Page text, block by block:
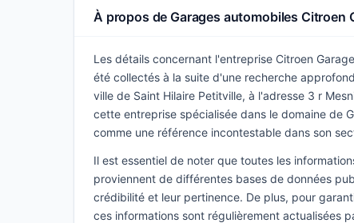
À propos de Garages automobiles Citroen
Les détails concernant l'entreprise Citroen
été collectés à la suite d'une recherche
ville de Saint Hilaire Petitville, à l'adresse 3 r
cette entreprise spécialisée dans le domaine de
comme une référence incontestable dans son
Il est essentiel de noter que toutes les
proviennent de différentes bases de données
crédibilité et leur pertinence. De plus, pour
ces informations sont régulièrement actualisées